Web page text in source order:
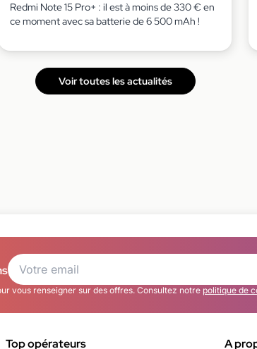
Redmi Note 15 Pro+ : il est à moins de 330 € en
ce moment avec sa batterie de 6 500 mAh !
Voir toutes les actualités
vous renseigner sur des offres. Consultez notre politique de
Top opérateurs A